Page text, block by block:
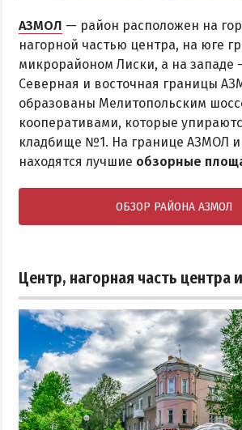
АЗМОЛ — район расположен на
нагорной частью центра, на юге
микрорайоном Лиски, а на западе
Северная и восточная границы
образованы Мелитопольским
кооперативами, которые
кладбище №1. На границе АЗМОЛ и
находятся лучшие обзорные
ОБЗОР РАЙОНА АЗМОЛ
Центр, нагорная часть центра